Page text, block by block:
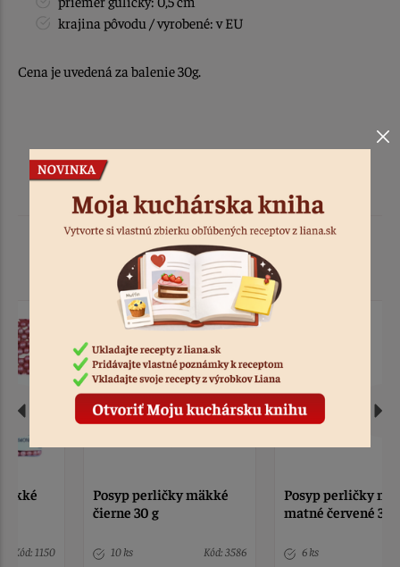
krajina pôvodu / vyrobené: v EU
Cena je uvedená za balenie 30g.
Podobné produkty
Posyp perličky mäkké
čierne 30 g
10 ks
Posyp perličky mäkké
matné červené 30 g
6 ks